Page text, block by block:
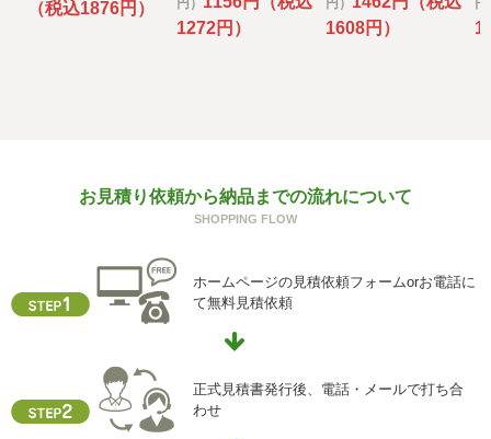
その場合には、当社において最善の考慮を行います。
ご本人からの求めにより、当社が保有する保有個人データ
に関する開示、利用目的の通知、内容の訂正・追加または
供記録の開示(以下、開示等という)に応じます。
開示等に応ずる窓口は、下記「当社の個人情報の取扱いに
関する苦情、相談等の問合せ先」を参照してください。
クッキーやウェブビーコン等を用いるなどして、本人が容
易に認識できない方法による個人情報の取得を行っており
ません。
（税込1876円） 円）
1272円）
円）
1608円）
お見積り依頼から納品までの流れについて
SHOPPING FLOW
ホームページの見積依頼フォームorお電話に
て無料見積依頼
正式見積書発行後、電話・メールで打ち合
わせ